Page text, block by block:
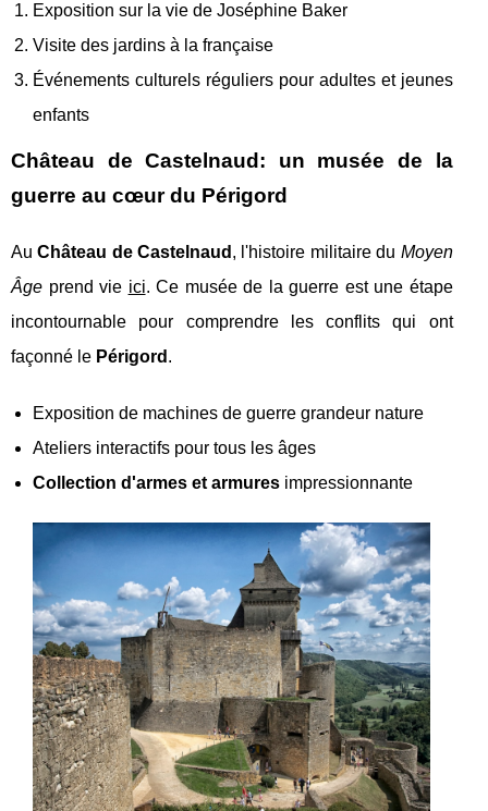
Exposition sur la vie de Joséphine Baker
Visite des jardins à la française
Événements culturels réguliers pour adultes et jeunes
enfants
Château de Castelnaud: un musée de la
guerre au cœur du Périgord
AuChâteau de Castelnaud , l'histoire militaire du Moyen
Âge prend vie ici. Ce musée de la guerre est une étape
incontournable pour comprendre les conflits qui ont
façonné le Périgord .
Exposition de machines de guerre grandeur nature
Ateliers interactifs pour tous les âges
Collection d'armes et armures impressionnante